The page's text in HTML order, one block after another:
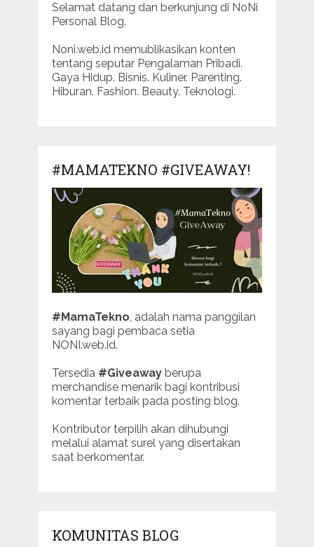
Selamat datang dan berkunjung di NoNi
Personal Blog.
Noni.web.id memublikasikan konten
tentang seputar Pengalaman Pribadi.
Gaya Hidup. Bisnis. Kuliner. Parenting.
Hiburan. Fashion. Beauty. Teknologi.
#MAMATEKNO #GIVEAWAY!
#MamaTekno, adalah nama panggilan
sayang bagi pembaca setia
NONI.web.id.
Tersedia #Giveawayberupa
merchandise menarik bagi kontribusi
komentar terbaik pada posting blog.
Kontributor terpilih akan dihubungi
melalui alamat surel yang disertakan
saat berkomentar.
KOMUNITAS BLOG